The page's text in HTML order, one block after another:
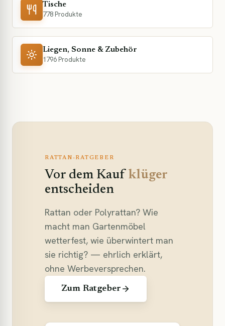
Tische
778 Produkte
Liegen, Sonne & Zubehör
1796 Produkte
RATTAN-RATGEBER
Vor dem Kauf klüger
entscheiden
Rattan oder Polyrattan? Wie
macht man Gartenmöbel
wetterfest, wie überwintert man
sie richtig? — ehrlich erklärt,
ohne Werbeversprechen.
Zum Ratgeber